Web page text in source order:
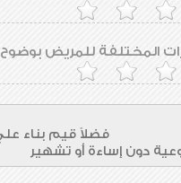
المختلفة للمريض بوضوح